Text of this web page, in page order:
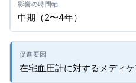
中期（2〜4年）
在宅血圧計に対するメディ